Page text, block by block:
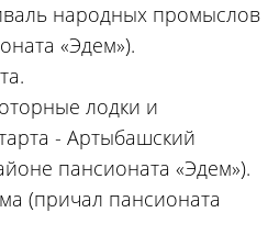
народных промыслов
«Эдем»).
лодки и
- Артыбашский
пансионата «Эдем»).
(причал пансионата